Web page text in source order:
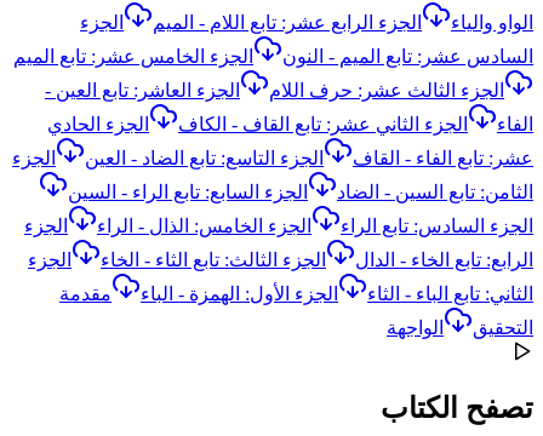
الواو والياء
الجزء الرابع عشر: تابع اللام - الميم
الجزء
السادس عشر: تابع الميم - النون
الجزء الخامس عشر: تابع الميم
الجزء الثالث عشر: حرف اللام
الجزء العاشر: تابع العين -
الفاء
الجزء الثاني عشر: تابع القاف - الكاف
الجزء الحادي
عشر: تابع الفاء - القاف
الجزء التاسع: تابع الضاد - العين
الجزء
الثامن: تابع السين - الضاد
الجزء السابع: تابع الراء - السين
الجزء السادس: تابع الراء
الجزء الخامس: الذال - الراء
الجزء
الرابع: تابع الخاء - الدال
الجزء الثالث: تابع الثاء - الخاء
الجزء
الثاني: تابع الباء - الثاء
الجزء الأول: الهمزة - الباء
مقدمة
التحقيق
الواجهة
تصفح الكتاب